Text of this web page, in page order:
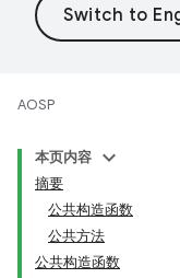
AOSP
本页内容
摘要
公共构造函数
公共方法
公共构造函数